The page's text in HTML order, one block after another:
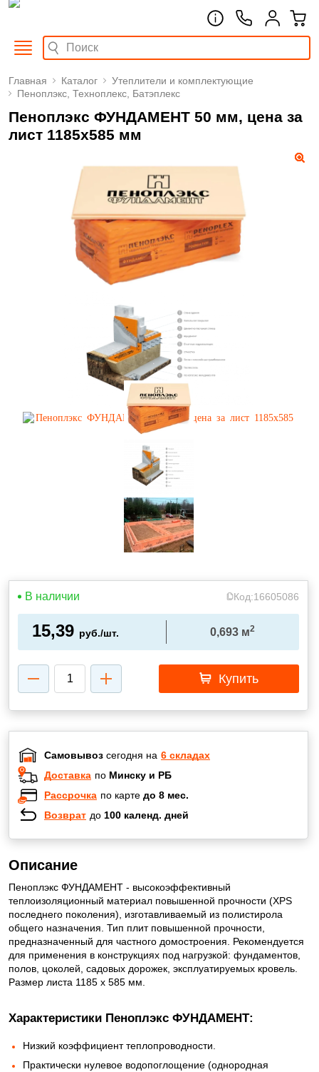
Главная Каталог
Утеплители и комплектующие
Пеноплэкс, Техноплекс, Батэплекс
Пеноплэкс ФУНДАМЕНТ 50 мм, цена за
лист 1185х585 мм
В наличии Код:16605086
15,39 руб./шт. 0,693 м2
Купить
Самовывоз сегодня на 6 складах
Доставка по Минску и РБ
Рассрочка по карте до 8 мес.
Возврат до 100 календ. дней
Описание
Пеноплэкс ФУНДАМЕНТ - высокоэффективный
теплоизоляционный материал повышенной прочности (XPS
последнего поколения), изготавливаемый из полистирола
общего назначения. Тип плит повышенной прочности,
предназначенный для частного домостроения. Рекомендуется
для применения в конструкциях под нагрузкой: фундаментов,
полов, цоколей, садовых дорожек, эксплуатируемых кровель.
Размер листа 1185 х 585 мм.
Характеристики Пеноплэкс ФУНДАМЕНТ:
Низкий коэффициент теплопроводности.
Практически нулевое водопоглощение (однородная